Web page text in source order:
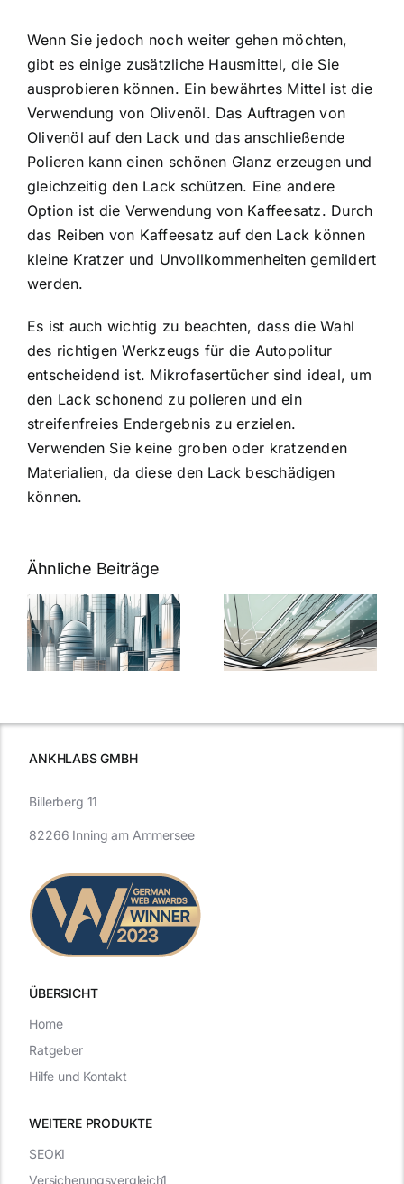
Wenn Sie jedoch noch weiter gehen möchten,
gibt es einige zusätzliche Hausmittel, die Sie
ausprobieren können. Ein bewährtes Mittel ist die
Verwendung von Olivenöl. Das Auftragen von
Olivenöl auf den Lack und das anschließende
Polieren kann einen schönen Glanz erzeugen und
gleichzeitig den Lack schützen. Eine andere
Option ist die Verwendung von Kaffeesatz. Durch
das Reiben von Kaffeesatz auf den Lack können
kleine Kratzer und Unvollkommenheiten gemildert
werden.
Es ist auch wichtig zu beachten, dass die Wahl
des richtigen Werkzeugs für die Autopolitur
entscheidend ist. Mikrofasertücher sind ideal, um
den Lack schonend zu polieren und ein
streifenfreies Endergebnis zu erzielen.
Verwenden Sie keine groben oder kratzenden
Materialien, da diese den Lack beschädigen
können.
Ähnliche Beiträge
5 Gründe,
warum
Nanoversiegelung
auf Glas
7
Expertentipps
für maximale
ANKHLABS GMBH
ÜBERSICHT
WEITERE PRODUKTE
Billerberg 11
82266 Inning am Ammersee
SEOKI
Versicherungsvergleich1
Home
Ratgeber
Hilfe und Kontakt